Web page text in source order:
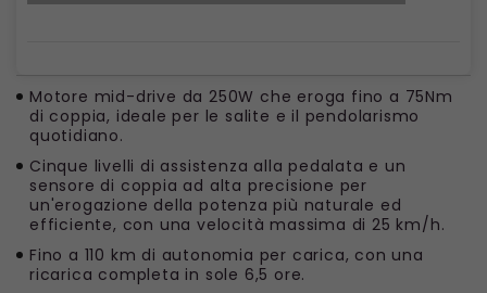
Motore mid-drive da 250W che eroga fino a 75Nm
di coppia, ideale per le salite e il pendolarismo
quotidiano.
Cinque livelli di assistenza alla pedalata e un
sensore di coppia ad alta precisione per
un'erogazione della potenza più naturale ed
efficiente, con una velocità massima di 25 km/h.
Fino a 110 km di autonomia per carica, con una
ricarica completa in sole 6,5 ore.